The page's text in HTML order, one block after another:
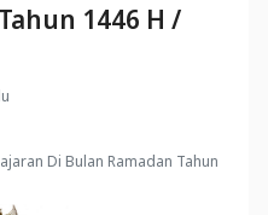
1446 H /
Di Bulan Ramadan Tahun